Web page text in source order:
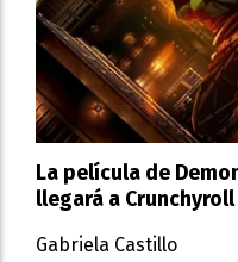
La película de
llegará a
Gabriela Castillo